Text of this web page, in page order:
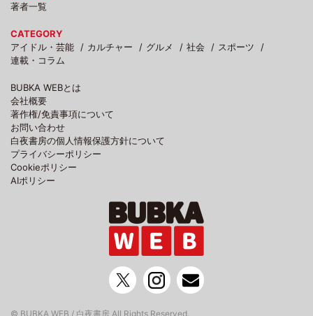
著者一覧
CATEGORY
アイドル・芸能
カルチャー グルメ 社会
スポーツ
連載・コラム
BUBKA WEBとは
会社概要
著作権/免責事項について
お問い合わせ
白夜書房の個人情報保護方針について
プライバシーポリシー
Cookieポリシー
AIポリシー
© BUBKA WEB / 白夜書房 All Rights Reserved.